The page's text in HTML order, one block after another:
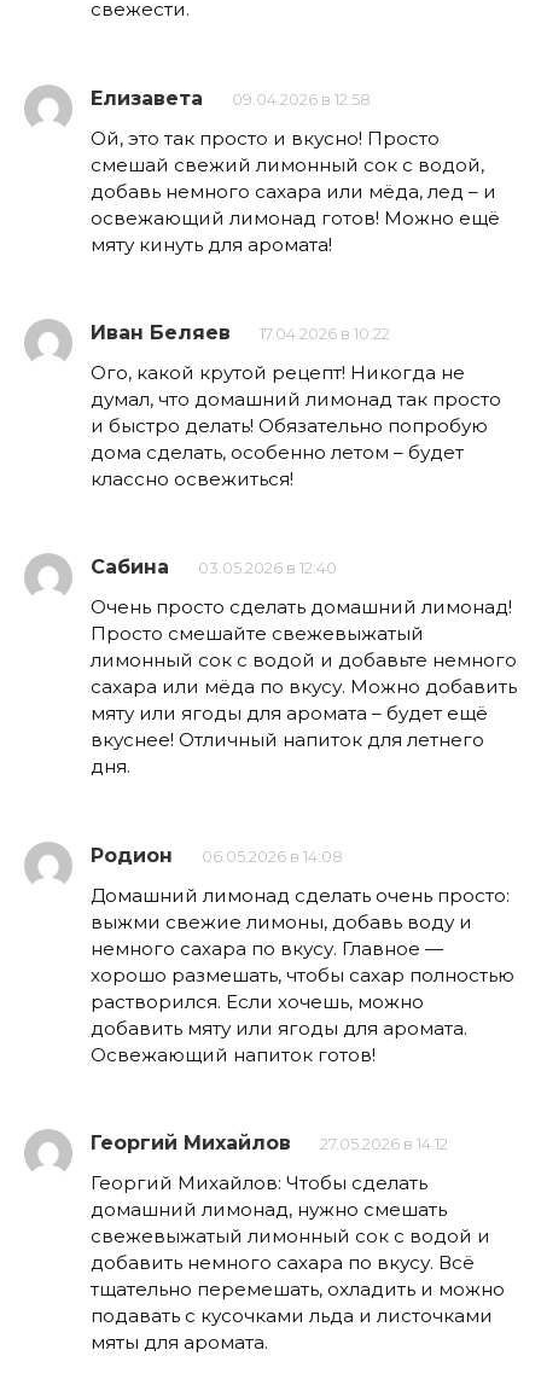
свежести.
Елизавета 09.04.2026 в 12:58
Ой, это так просто и вкусно! Просто
смешай свежий лимонный сок с водой,
добавь немного сахара или мёда, лед – и
освежающий лимонад готов! Можно ещё
мяту кинуть для аромата!
Иван Беляев 17.04.2026 в 10:22
Ого, какой крутой рецепт! Никогда не
думал, что домашний лимонад так просто
и быстро делать! Обязательно попробую
дома сделать, особенно летом – будет
классно освежиться!
Сабина 03.05.2026 в 12:40
Очень просто сделать домашний лимонад!
Просто смешайте свежевыжатый
лимонный сок с водой и добавьте немного
сахара или мёда по вкусу. Можно добавить
мяту или ягоды для аромата – будет ещё
вкуснее! Отличный напиток для летнего
дня.
Родион 06.05.2026 в 14:08
Домашний лимонад сделать очень просто:
выжми свежие лимоны, добавь воду и
немного сахара по вкусу. Главное —
хорошо размешать, чтобы сахар полностью
растворился. Если хочешь, можно
добавить мяту или ягоды для аромата.
Освежающий напиток готов!
Георгий Михайлов 27.05.2026 в 14:12
Георгий Михайлов: Чтобы сделать
домашний лимонад, нужно смешать
свежевыжатый лимонный сок с водой и
добавить немного сахара по вкусу. Всё
тщательно перемешать, охладить и можно
подавать с кусочками льда и листочками
мяты для аромата.